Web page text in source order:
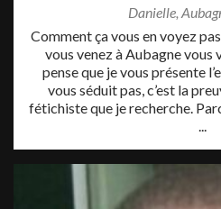
Danielle
Comment ça vous en voyez
vous venez à Aubagne vous
pense que je vous présente
vous séduit pas, c’est la
fétichiste que je recherche.